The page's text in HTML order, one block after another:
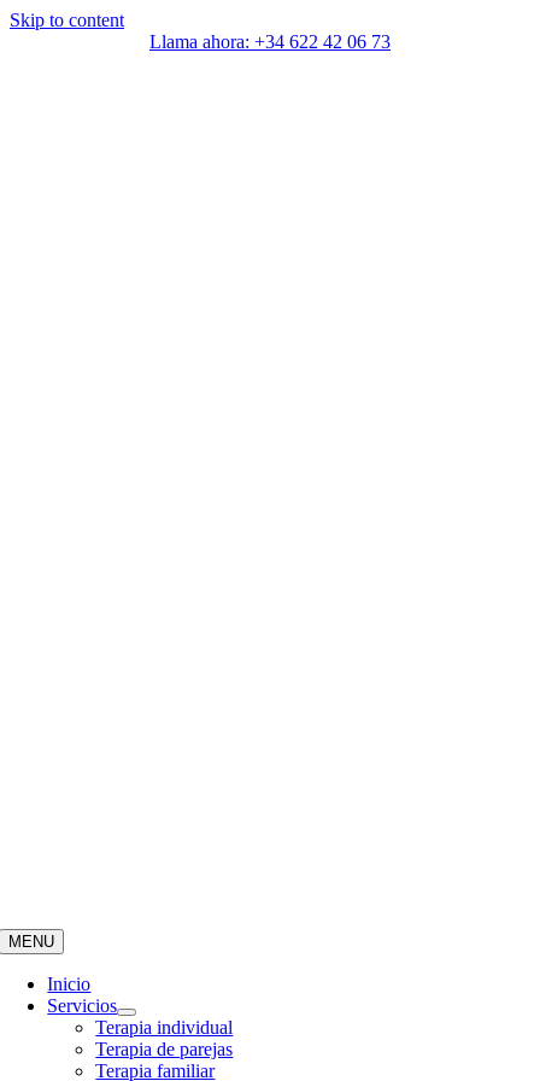
Skip to content
Llama ahora: +34 622 42 06 73
MENU
Inicio
Servicios
Terapia individual
Terapia de parejas
Terapia familiar